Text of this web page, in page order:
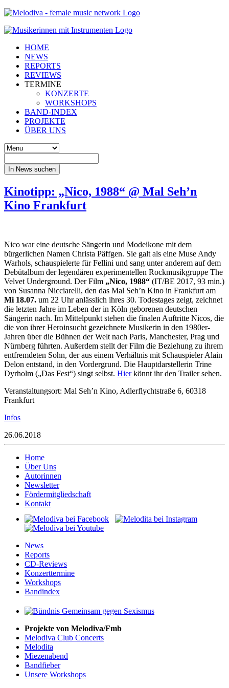
HOME
NEWS
REPORTS
REVIEWS
TERMINE
KONZERTE
WORKSHOPS
BAND-INDEX
PROJEKTE
ÜBER UNS
In News suchen
Kinotipp: „Nico, 1988“ @ Mal Seh’n
Kino Frankfurt
Nico war eine deutsche Sängerin und Modeikone mit dem
bürgerlichen Namen Christa Päffgen. Sie galt als eine Muse Andy
Warhols, schauspielerte für Fellini und sang unter anderem auf dem
Debütalbum der legendären experimentellen Rockmusikgruppe The
Velvet Underground. Der Film „Nico, 1988“ (IT/BE 2017, 93 min.)
von Susanna Nicciarelli, den das Mal Seh’n Kino in Frankfurt am
Mi 18.07. um 22 Uhr anlässlich ihres 30. Todestages zeigt, zeichnet
die letzten Jahre im Leben der in Köln geborenen deutschen
Sängerin nach. Im Mittelpunkt stehen die finalen Auftritte Nicos, die
die von ihrer Heroinsucht gezeichnete Musikerin in den 1980er-
Jahren über die Bühnen der Welt nach Paris, Manchester, Prag und
Nürnberg führten. Außerdem stellt der Film die Beziehung zu ihrem
entfremdeten Sohn, der aus einem Verhältnis mit Schauspieler Alain
Delon entstand, in den Vordergrund. Die Hauptdarstellerin Trine
Dyrholm („Das Fest“) singt selbst. Hierkönnt ihr den Trailer sehen.
Veranstaltungsort: Mal Seh’n Kino, Adlerflychtstraße 6, 60318
Frankfurt
Infos
26.06.2018
Home
Über Uns
Autorinnen
Newsletter
Fördermitgliedschaft
Kontakt
News
Reports
CD-Reviews
Konzerttermine
Workshops
Bandindex
Projekte von Melodiva/Fmb
Melodiva Club Concerts
Melodita
Miezenabend
Bandfieber
Unsere Workshops